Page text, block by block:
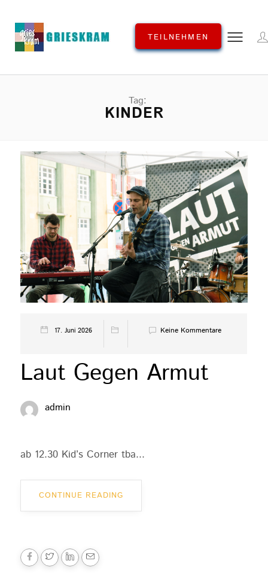
TEILNEHMEN
Tag:
KINDER
17. Juni 2026 Keine Kommentare
Laut Gegen Armut
admin
ab 12.30 Kid’s Corner tba...
CONTINUE READING